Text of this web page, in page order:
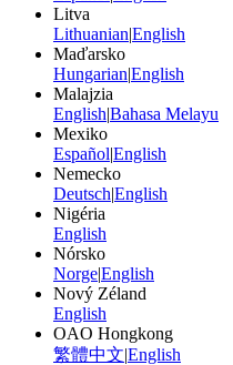
Litva
Lithuanian|English
Maďarsko
Hungarian|English
Malajzia
English|Bahasa Melayu
Mexiko
Español|English
Nemecko
Deutsch|English
Nigéria
English
Nórsko
Norge|English
Nový Zéland
English
OAO Hongkong
繁體中文|English